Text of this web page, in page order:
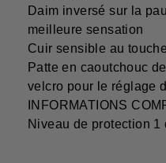
Daim inversé sur la
meilleure sensation
Cuir sensible au
Patte en caoutchouc
velcro pour le réglage
INFORMATIONS
Niveau de protection 1